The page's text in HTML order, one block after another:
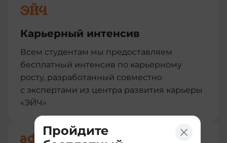
Пройдите
Карьерный интенсив
Всем студентам мы предоставляем
бесплатный интенсив по карьерному
росту, разработанный совместно
с экспертами из центра развития карьеры
«ЭЙЧ»